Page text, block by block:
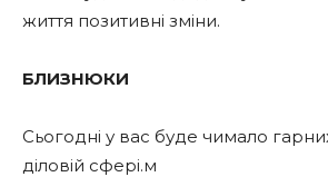
життя позитивні зміни.
БЛИЗНЮКИ
Сьогодні у вас буде чимало
діловій сфері.м